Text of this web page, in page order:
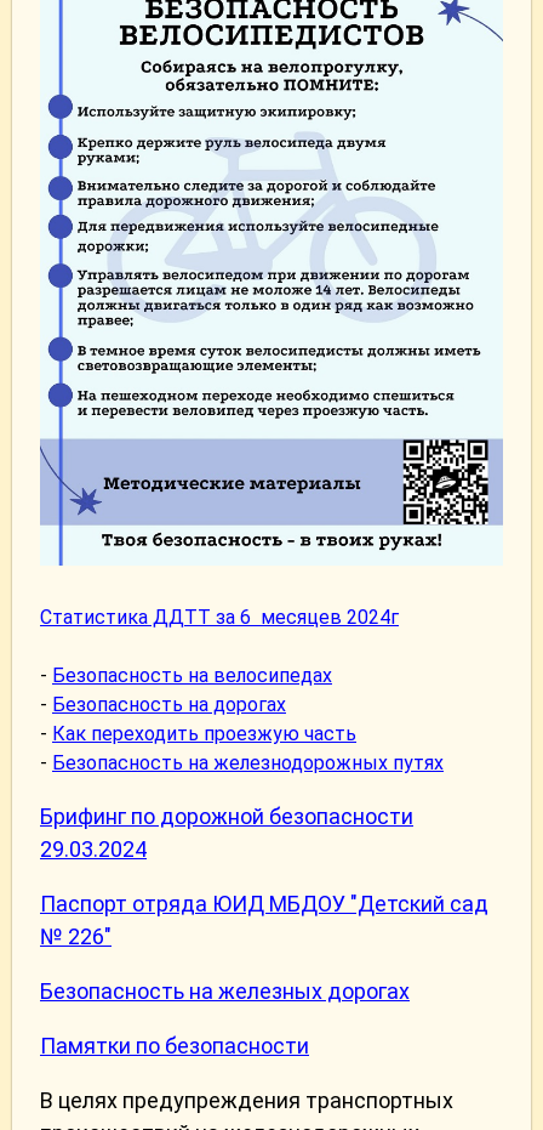
Статистика ДДТТ за 6 месяцев 2024г
- Безопасность на велосипедах
- Безопасность на дорогах
- Как переходить проезжую часть
- Безопасность на железнодорожных путях
Брифинг по дорожной безопасности
29.03.2024
Паспорт отряда ЮИД МБДОУ "Детский сад
№ 226"
Безопасность на железных дорогах
Памятки по безопасности
В целях предупреждения транспортных